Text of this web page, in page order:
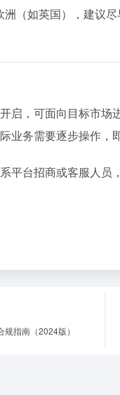
洲（如英国）， 建议
开启， 可面向目标市场
业务需要逐步操作，
平台招商或客服人员，
指南（2024版）